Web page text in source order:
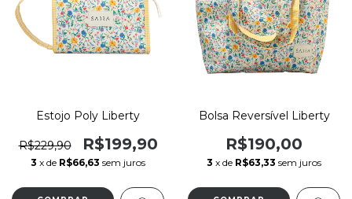
Estojo Poly Liberty
R$229,90 R$199,90
3 x de R$66,63 sem juros
Bolsa Reversível Liberty
R$190,00
3 x de R$63,33 sem juros